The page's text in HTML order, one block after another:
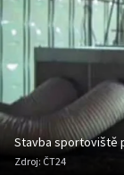
Stavba sportoviště
Zdroj: ČT24